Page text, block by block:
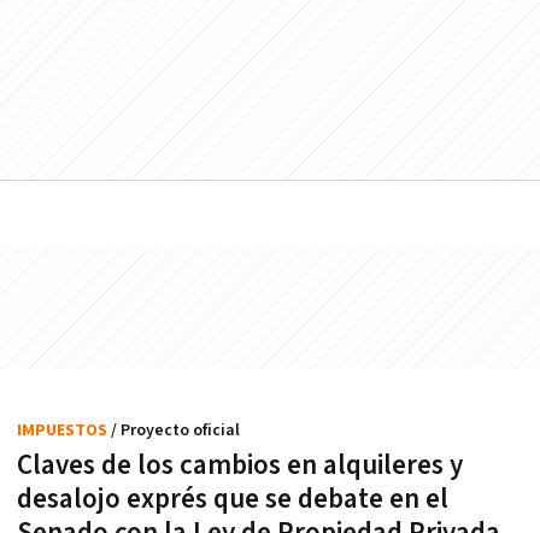
Claves de los cambios en alquileres y
desalojo exprés que se debate en el
IMPUESTOS / Proyecto oficial